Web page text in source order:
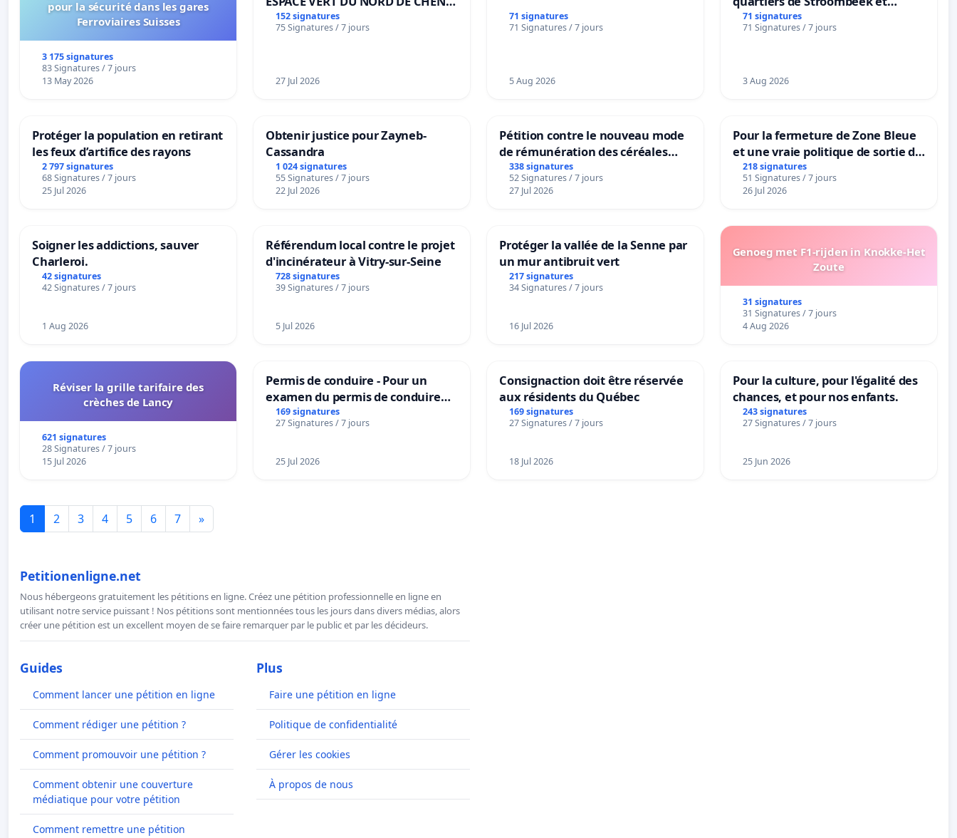
pour la sécurité dans les gares
Ferroviaires Suisses
3 175 signatures
83 Signatures / 7 jours
13 May 2026
BOUGERIES
152 signatures
75 Signatures / 7 jours
27 Jul 2026
71 signatures
71 Signatures / 7 jours
5 Aug 2026
Beauval - Voor een MIVB-
bediening van de wijken
71 signatures
71 Signatures / 7 jours
3 Aug 2026
Protéger la population en retirant
les feux d’artifice des rayons
2 797 signatures
68 Signatures / 7 jours
25 Jul 2026
Obtenir justice pour Zayneb-
Cassandra
1 024 signatures
55 Signatures / 7 jours
22 Jul 2026
Pétition contre le nouveau mode
de rémunération des céréales
panifiables de Swiss granum basé
sur la teneur en protéines
338 signatures
52 Signatures / 7 jours
27 Jul 2026
Pour la fermeture de Zone Bleue
et une vraie politique de sortie de
la dépendance
218 signatures
51 Signatures / 7 jours
26 Jul 2026
Soigner les addictions, sauver
Charleroi.
42 signatures
42 Signatures / 7 jours
1 Aug 2026
Référendum local contre le projet
d'incinérateur à Vitry-sur-Seine
728 signatures
39 Signatures / 7 jours
5 Jul 2026
Protéger la vallée de la Senne par
un mur antibruit vert
217 signatures
34 Signatures / 7 jours
16 Jul 2026
Genoeg met F1-rijden in Knokke-Het
Zoute
31 signatures
31 Signatures / 7 jours
4 Aug 2026
Réviser la grille tarifaire des
crèches de Lancy
621 signatures
28 Signatures / 7 jours
15 Jul 2026
Permis de conduire - Pour un
examen du permis de conduire
accessible dans plusieurs langues
à Bruxelles
169 signatures
27 Signatures / 7 jours
25 Jul 2026
Consignaction doit être réservée
aux résidents du Québec
169 signatures
27 Signatures / 7 jours
18 Jul 2026
Pour la culture, pour l'égalité des
chances, et pour nos enfants.
243 signatures
27 Signatures / 7 jours
25 Jun 2026
1 2 3 4 5 6 7 »
Petitionenligne.net
Nous hébergeons gratuitement les pétitions en ligne. Créez une pétition professionnelle en ligne en
utilisant notre service puissant ! Nos pétitions sont mentionnées tous les jours dans divers médias, alors
créer une pétition est un excellent moyen de se faire remarquer par le public et par les décideurs.
Guides
Comment lancer une pétition en ligne
Comment rédiger une pétition ?
Comment promouvoir une pétition ?
Comment obtenir une couverture
médiatique pour votre pétition
Comment remettre une pétition
Plus
Faire une pétition en ligne
Politique de confidentialité
Gérer les cookies
À propos de nous